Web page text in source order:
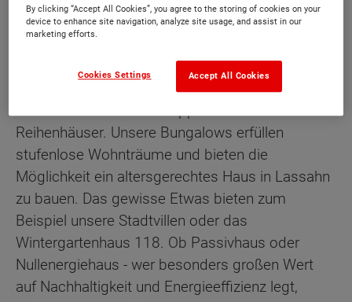
In unsererHausausstellungfinden sie nicht nur
preiswerte Häuser für Einsteiger, wie unseren
beliebten Einfamilienhaus-Klassiker Flair 113,
sondern auch eine große Auswahl an größeren
Reihenhäuser. Unsere Bungalows erfüllen
stufenlose Wohnträume und bieten die
Möglichkeit ein altersgerechtes Haus in Lassahn
zu bauen. Das gewisse Etwas bieten zum
Beispiel unsere Stadtvillen oder das
Wintergartenhaus 118. Ob Passivhaus oder
Nullenergiehaus - wer besonders großen Wert
auf Nachhaltigkeit und Energieeffizienz legt,
By clicking “Accept All Cookies”, you agree to the storing of cookies on your
device to enhance site navigation, analyze site usage, and assist in our
marketing efforts.
Accept All Cookies
Cookies Settings